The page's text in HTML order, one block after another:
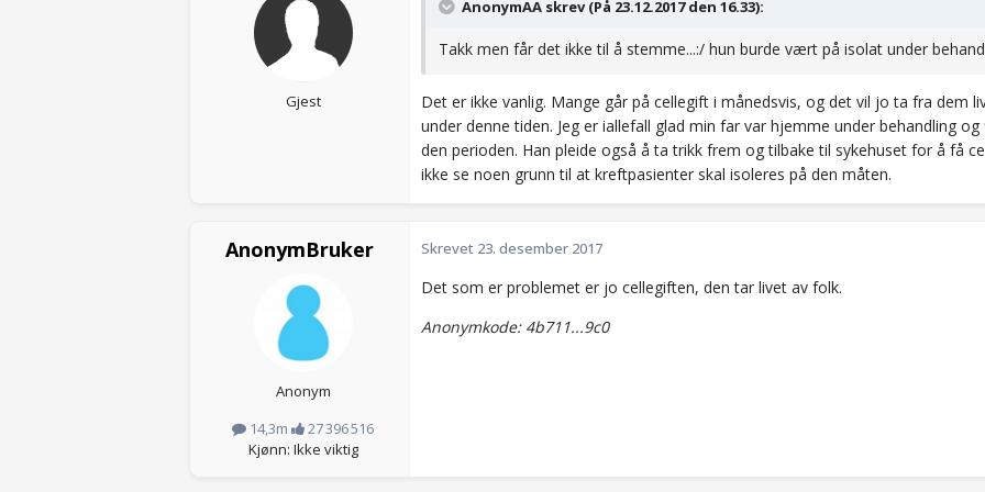
Gjest
AnonymAA skrev (På 23.12.2017 den 16.33):
Takk men får det ikke til å stemme...:/ hun burde vært på isolat under
Det er ikke vanlig. Mange går på cellegift i månedsvis, og det vil jo ta fra dem
under denne tiden. Jeg er iallefall glad min far var hjemme under behandling
den perioden. Han pleide også å ta trikk frem og tilbake til sykehuset for å få
ikke se noen grunn til at kreftpasienter skal isoleres på den måten.
AnonymBruker
Anonym
14,3m
27 396 516
Kjønn: Ikke viktig
Skrevet 23. desember 2017
Det som er problemet er jo cellegiften, den tar livet av folk.
Anonymkode: 4b711...9c0